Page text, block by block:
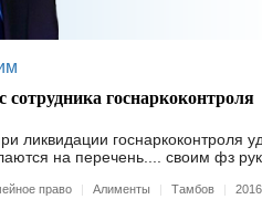
сотрудника госнаркоконтроля
ликвидации госнаркоконтроля
на перечень.... своим фз
право | Алименты | Тамбов |